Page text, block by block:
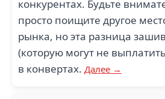
конкурентах. Будьте
просто поищите другое
рынка, но эта разница
(которую могут не
в конвертах. Далее →